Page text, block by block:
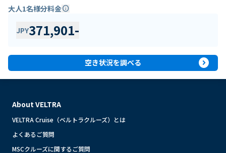
大人1名様分料金info
JPY371,901-
空き状況を調べる expand_circle_right
About VELTRA
VELTRA Cruise（ベルトラクルーズ）とは
よくあるご質問
MSCクルーズに関するご質問